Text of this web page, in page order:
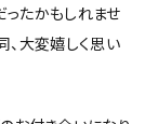
たかもしれませ
、大変嬉しく思い